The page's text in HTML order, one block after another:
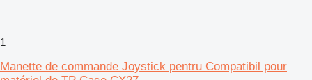
1
Manette de commande Joystick pentru Compatibil pour